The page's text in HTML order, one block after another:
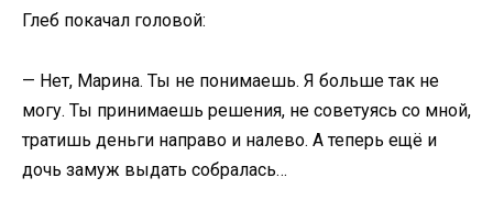
Глеб покачал головой:
— Нет, Марина. Ты не понимаешь. Я больше так не
могу. Ты принимаешь решения, не советуясь со мной,
тратишь деньги направо и налево. А теперь ещё и
дочь замуж выдать собралась…